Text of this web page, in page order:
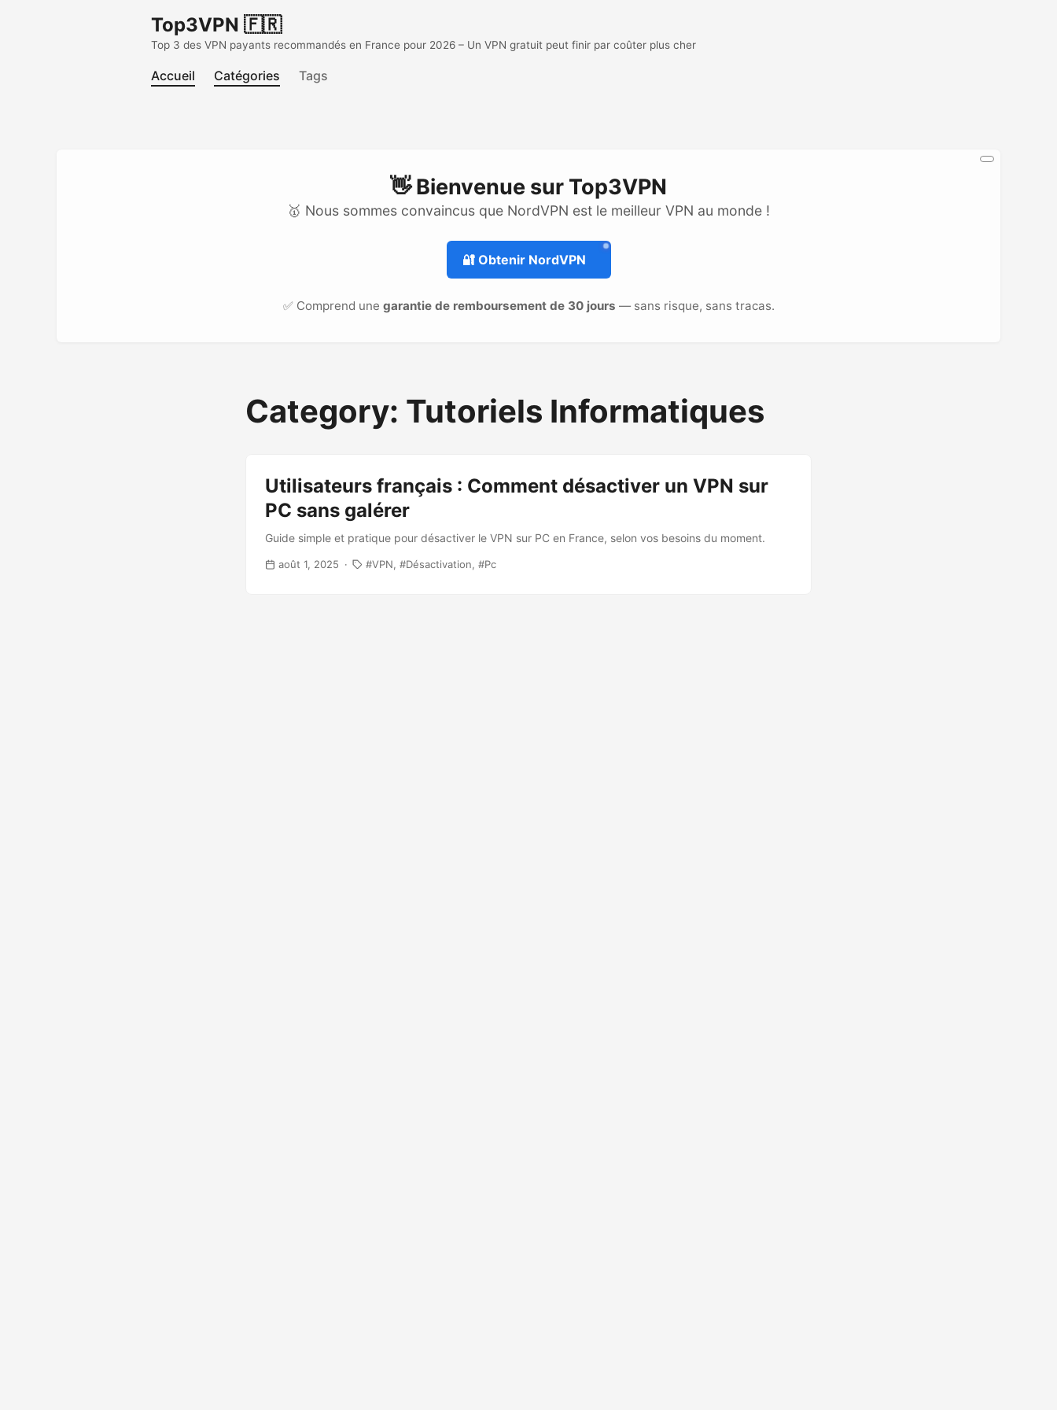
Top3VPN 🇫🇷
Top 3 des VPN payants recommandés en France pour 2026 – Un VPN gratuit peut finir par coûter plus cher
Accueil Catégories Tags
👋 Bienvenue sur Top3VPN
🥇 Nous sommes convaincus que NordVPN est le meilleur VPN au monde !
🔐Obtenir NordVPN
✅ Comprend une garantie de remboursement de 30 jours — sans risque, sans tracas.
Category: Tutoriels Informatiques
Utilisateurs français : Comment désactiver un VPN sur
PC sans galérer
Guide simple et pratique pour désactiver le VPN sur PC en France, selon vos besoins du moment.
août 1, 2025 VPN Désactivation Pc